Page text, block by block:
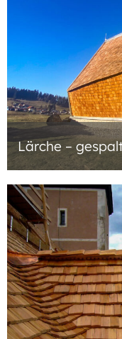
Lärche –